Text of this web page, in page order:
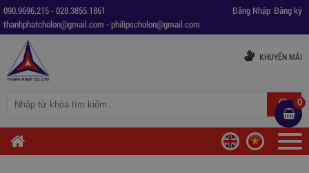
090.9696.215- 028.3855.1861
thanhphatcholon@gmail.com - philipscholon@gmail.com
Đăng ký
Đăng Nhập
KHUYẾN MÃI
0